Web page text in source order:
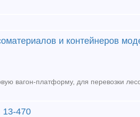
и контейнеров
470